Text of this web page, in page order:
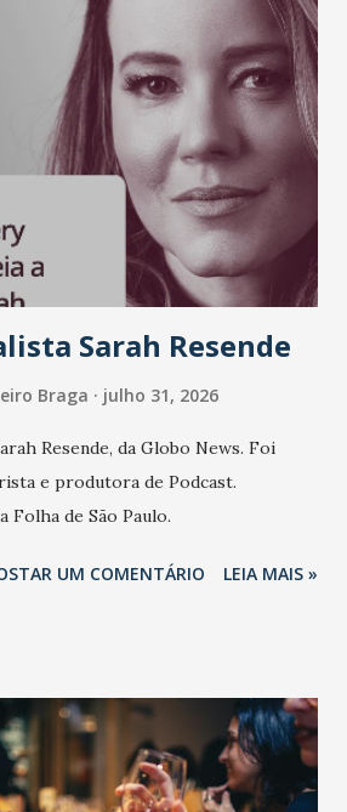
em um momento em que autenticidade
peso nas conversas sobre marca,
- Vivemos um momento em que todo
entregam de verdade. O NM2B
palco a quem constrói com
edição isso fica ainda mais claro.
genuíno sustenta a confiança entre
afirma Tamires So...
Sarah Resende
Braga julho 31, 2026
Resende, da Globo News. Foi
e produtora de Podcast.
Folha de São Paulo.
UM COMENTÁRIO LEIA MAIS »